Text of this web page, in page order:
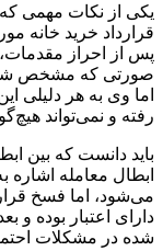
یکی از نکات مهمی که
قرارداد خرید خانه
پس از احراز
صورتی که مشخص شود
اما وی به هر دلیلی
رفته و‌ نمی‌تواند
باید دانست که بین
ابطال معامله اشاره
می‌شود، اما فسخ
دارای اعتبار بوده و
شده در مشکلات